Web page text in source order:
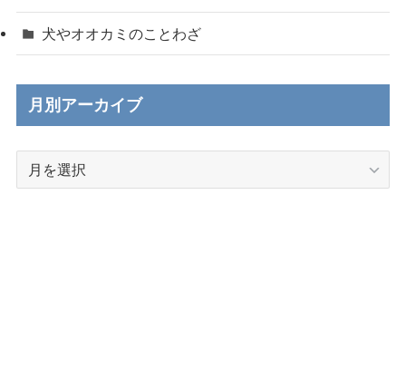
犬やオオカミのことわざ
月別アーカイブ